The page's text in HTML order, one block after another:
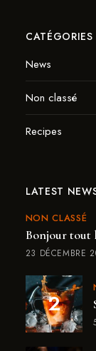
CATÉGORIES
News
Non classé
Recipes
LATEST
NON CLASSÉ
Bonjour tout
23 DÉCEMBRE